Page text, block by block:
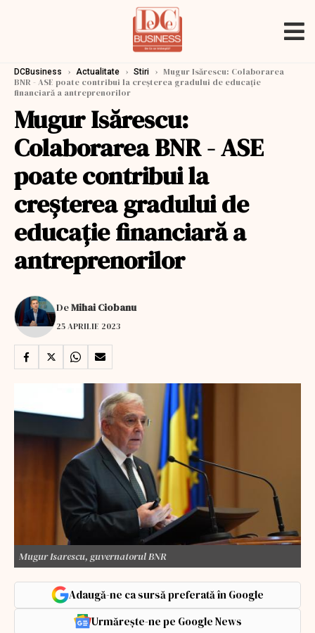
DCBusiness › Actualitate › Stiri › Mugur Isărescu: Colaborarea
BNR - ASE poate contribui la creşterea gradului de educaţie
financiară a antreprenorilor
Mugur Isărescu:
Colaborarea BNR - ASE
poate contribui la
creşterea gradului de
educaţie financiară a
antreprenorilor
DeMihai Ciobanu
25 APRILIE 2023
Mugur Isarescu, guvernatorul BNR
Adaugă-ne ca sursă preferată în Google
Urmărește-ne pe Google News